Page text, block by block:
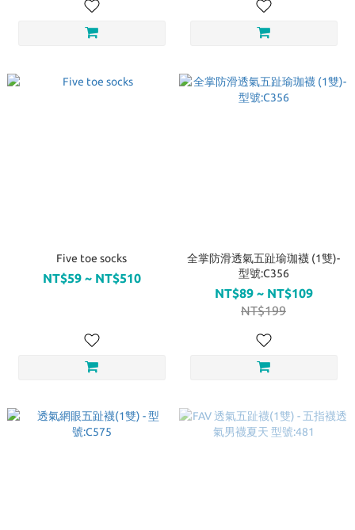
Five toe socks
NT$59 ~ NT$510
全掌防滑透氣五趾瑜珈襪 (1雙)-
型號:C356
NT$89 ~ NT$109
NT$199